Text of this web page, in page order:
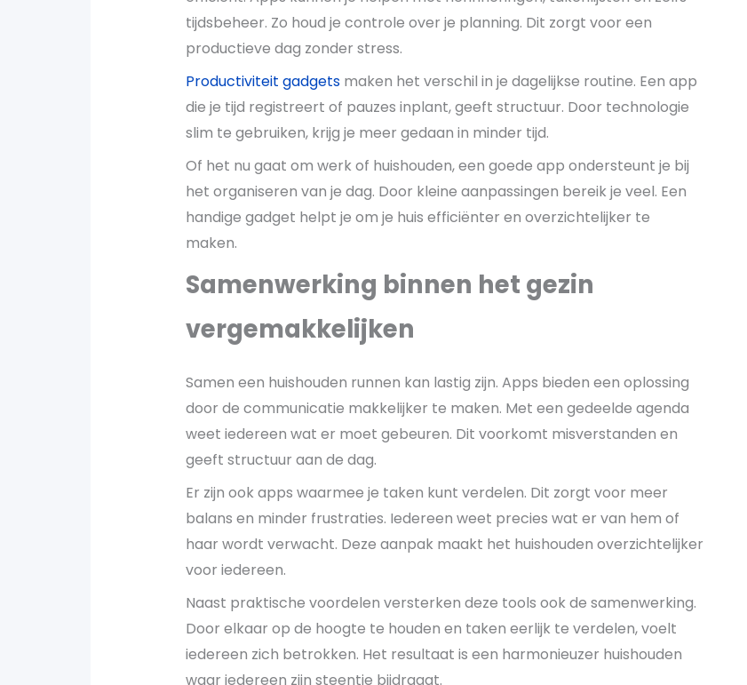
tijdsbeheer. Zo houd je controle over je planning. Dit zorgt voor een
productieve dag zonder stress.
Productiviteit gadgetsmaken het verschil in je dagelijkse routine. Een app
die je tijd registreert of pauzes inplant, geeft structuur. Door technologie
slim te gebruiken, krijg je meer gedaan in minder tijd.
Of het nu gaat om werk of huishouden, een goede app ondersteunt je bij
het organiseren van je dag. Door kleine aanpassingen bereik je veel. Een
handige gadget helpt je om je huis efficiënter en overzichtelijker te
maken.
Samenwerking binnen het gezin
vergemakkelijken
Samen een huishouden runnen kan lastig zijn. Apps bieden een oplossing
door de communicatie makkelijker te maken. Met een gedeelde agenda
weet iedereen wat er moet gebeuren. Dit voorkomt misverstanden en
geeft structuur aan de dag.
Er zijn ook apps waarmee je taken kunt verdelen. Dit zorgt voor meer
balans en minder frustraties. Iedereen weet precies wat er van hem of
haar wordt verwacht. Deze aanpak maakt het huishouden overzichtelijker
voor iedereen.
Naast praktische voordelen versterken deze tools ook de samenwerking.
Door elkaar op de hoogte te houden en taken eerlijk te verdelen, voelt
iedereen zich betrokken. Het resultaat is een harmonieuzer huishouden
waar iedereen zijn steentje bijdraagt.